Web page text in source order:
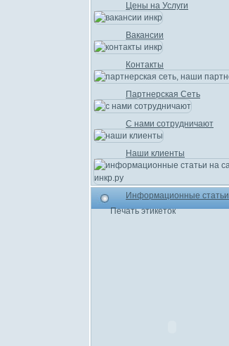
Цены на Услуги
Вакансии
Контакты
Партнерская Сеть
С нами сотрудничают
Наши клиенты
Информационные статьи
Печать этикеток